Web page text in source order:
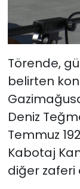
Törende,
belirten
Deniz
Temmuz
Kabotaj
diğer zaferi